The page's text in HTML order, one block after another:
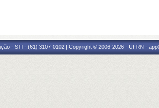
- STI - (61) 3107-0102 | Copyright © 2006-2026 - UFRN -